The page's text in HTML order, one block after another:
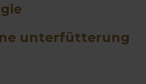
unterfütterung